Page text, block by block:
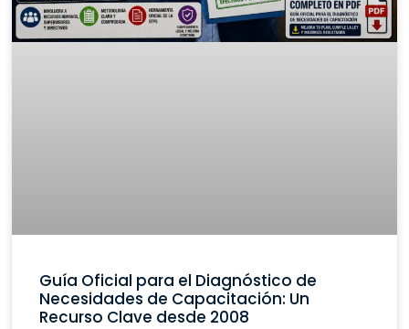
Guía Oficial para el Diagnóstico de
Necesidades de Capacitación: Un
Recurso Clave desde 2008